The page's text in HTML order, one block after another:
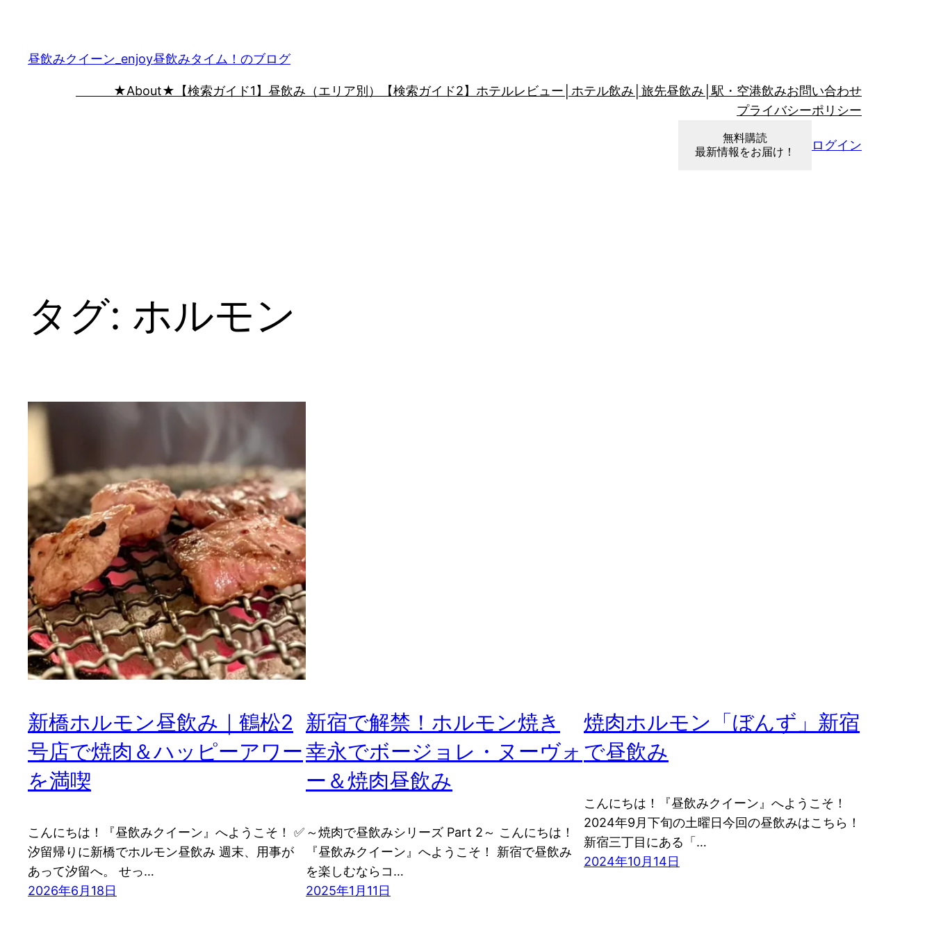
昼飲みクイーン_enjoy昼飲みタイム！のブログ
★About★ 【検索ガイド1】昼飲み（エリア別） 【検索ガイド2】ホテルレビュー│ホテル飲み│旅先昼飲み│駅・空港飲みお問い合わせ
プライバシーポリシー
無料購読
最新情報をお届け！
ログイン
タグ: ホルモン
新橋ホルモン昼飲み｜鶴松2
号店で焼肉＆ハッピーアワー
を満喫
こんにちは！『昼飲みクイーン』へようこそ！ ✅
汐留帰りに新橋でホルモン昼飲み 週末、用事が
あって汐留へ。 せっ…
2026年6月18日
新宿で解禁！ホルモン焼き
幸永でボージョレ・ヌーヴォ
ー＆焼肉昼飲み
～焼肉で昼飲みシリーズ Part 2～ こんにちは！
『昼飲みクイーン』へようこそ！ 新宿で昼飲み
を楽しむならコ…
2025年1月11日
焼肉ホルモン「ぼんず」新宿
で昼飲み
こんにちは！『昼飲みクイーン』へようこそ！
2024年9月下旬の土曜日今回の昼飲みはこちら！
新宿三丁目にある「…
2024年10月14日